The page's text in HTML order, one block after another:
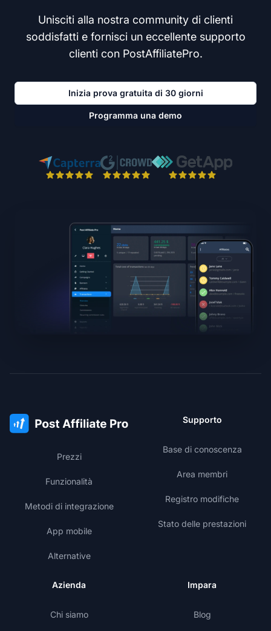
Unisciti alla nostra community di clienti
soddisfatti e fornisci un eccellente supporto
clienti con PostAffiliatePro.
Inizia prova gratuita di 30 giorni
Programma una demo
Prezzi
Funzionalità
Metodi di integrazione
App mobile
Alternative
Supporto
Base di conoscenza
Area membri
Registro modifiche
Stato delle prestazioni
Azienda
Chi siamo
Impara
Blog